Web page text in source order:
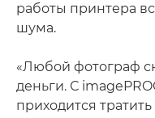
работы принтера
шума.
«Любой фотограф
деньги. С
приходится